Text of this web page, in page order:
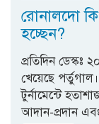
রোনালদো
হচ্ছেন?
প্রতিদিন ডেস্কঃ
খেয়েছে
টুর্নামেন্টে
আদান-প্রদান